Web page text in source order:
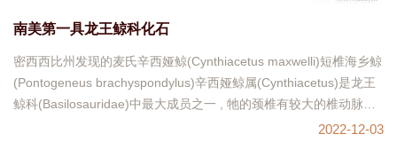
南美第一具龙王鲸科化石
密西西比州发现的麦氏辛西娅鲸(Cynthiacetus maxwelli)短椎海乡鲸
(Pontogeneus brachyspondylus)辛西娅鲸属(Cynthiacetus)是龙王
鲸科(Basilosauridae)中最大成员之一 , 牠的颈椎有较大的椎动脉孔 ,
2022-12-03